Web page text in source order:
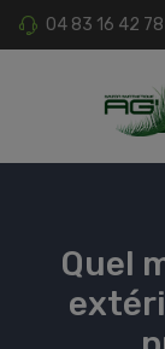
04 83 16 42 78
Quel